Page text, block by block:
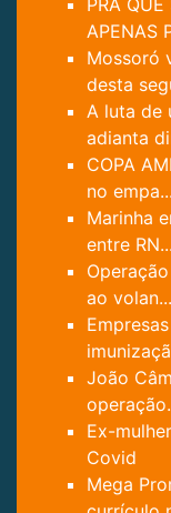
APENAS
Mossoró
desta
A luta de
adianta
COPA
no empa...
Marinha
entre RN...
ao volan...
João
Ex-
Covid
Mega